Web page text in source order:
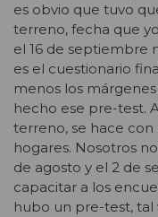
es obvio que tuvo
terreno, fecha que
el 16 de septiembre
es el cuestionario
menos los
hecho ese pre-test.
terreno, se hace con
hogares. Nosotros
de agosto y el 2 de
capacitar a los
hubo un pre-test,